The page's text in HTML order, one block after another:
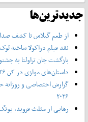
جدیدترین‌ها
از طعم گیلاس تا کشف
نقد فیلم دراکولا ساخته
بازگشت جان تراولتا به
داستان‌های موازی در کن ۲۰۲۶
گزارش اختصاصی و روزانه
۲۰۲۶
رهایی از مثلث فروید،